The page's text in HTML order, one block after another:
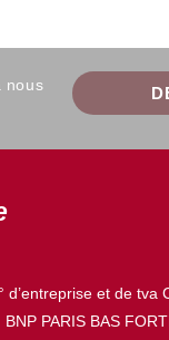
nous
d’entreprise et de tva
BNP PARIS BAS